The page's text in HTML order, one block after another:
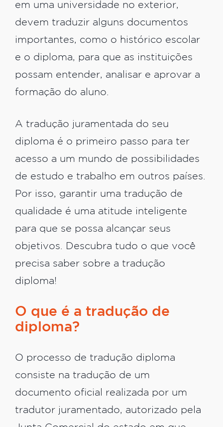
em uma universidade no exterior,
devem traduzir alguns documentos
importantes, como o histórico escolar
e o diploma, para que as instituições
possam entender, analisar e aprovar a
formação do aluno.
A tradução juramentada do seu
diploma é o primeiro passo para ter
acesso a um mundo de possibilidades
de estudo e trabalho em outros países.
Por isso, garantir uma tradução de
qualidade é uma atitude inteligente
para que se possa alcançar seus
objetivos. Descubra tudo o que você
precisa saber sobre a tradução
diploma!
O que é a tradução de
diploma?
O processo de tradução diploma
consiste na tradução de um
documento oficial realizada por um
tradutor juramentado, autorizado pela